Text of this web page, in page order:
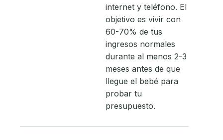
internet y teléfono. El
objetivo es vivir con
60-70% de tus
ingresos normales
durante al menos 2-3
meses antes de que
llegue el bebé para
probar tu
presupuesto.